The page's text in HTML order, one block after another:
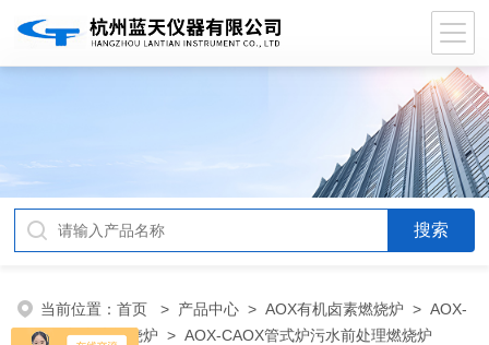
当前位置：首页 > 产品中心 >AOX有机卤素燃烧炉 >AOX-
C有机卤素燃烧炉 > AOX-CAOX管式炉污水前处理燃烧炉